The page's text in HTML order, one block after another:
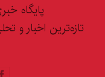
پایگاه
تازه‌ترین اخبار و